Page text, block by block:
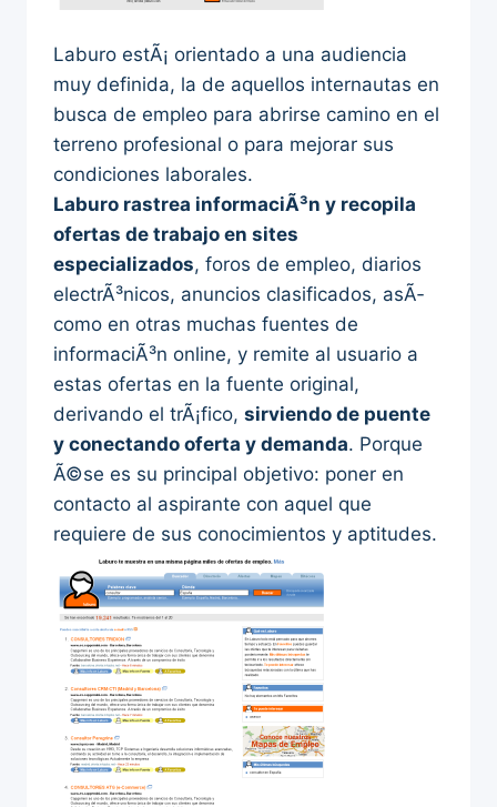
Laburo estÃ¡ orientado a una audiencia
muy definida, la de aquellos internautas en
busca de empleo para abrirse camino en el
terreno profesional o para mejorar sus
condiciones laborales.
Laburo rastrea informaciÃ³n y recopila
ofertas de trabajo en sites
especializados, foros de empleo, diarios
electrÃ³nicos, anuncios clasificados, asÃ­
como en otras muchas fuentes de
informaciÃ³n online, y remite al usuario a
estas ofertas en la fuente original,
derivando el trÃ¡fico, sirviendo de puente
y conectando oferta y demanda. Porque
Ã©se es su principal objetivo: poner en
contacto al aspirante con aquel que
requiere de sus conocimientos y aptitudes.